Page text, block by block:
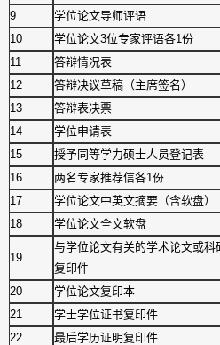
9
学位论文导师评语
10
学位论文3位专家评语各1份
11
答辩情况表
12
答辩决议草稿（主席签名）
13
答辩表决票
14
学位申请表
15
授予同等学力硕士人员登记表
16
两名专家推荐信各1份
17
学位论文中英文摘要（含软盘）
18
学位论文全文软盘
19
与学位论文有关的学术论文或科
复印件
20 学位论文复印本
21
学士学位证书复印件
22
最后学历证明复印件